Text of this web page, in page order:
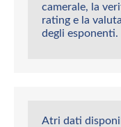
camerale, la
rating e la
degli esponenti.
Atri dati